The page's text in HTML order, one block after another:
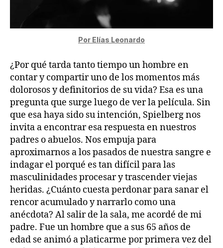
Por Elías Leonardo
¿Por qué tarda tanto tiempo un hombre en
contar y compartir uno de los momentos más
dolorosos y definitorios de su vida? Esa es una
pregunta que surge luego de ver la película. Sin
que esa haya sido su intención, Spielberg nos
invita a encontrar esa respuesta en nuestros
padres o abuelos. Nos empuja para
aproximarnos a los pasados de nuestra sangre e
indagar el porqué es tan difícil para las
masculinidades procesar y trascender viejas
heridas. ¿Cuánto cuesta perdonar para sanar el
rencor acumulado y narrarlo como una
anécdota? Al salir de la sala, me acordé de mi
padre. Fue un hombre que a sus 65 años de
edad se animó a platicarme por primera vez del